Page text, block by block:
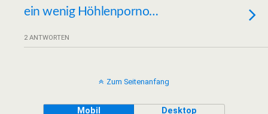
ein wenig Höhlenporno…
2 ANTWORTEN
Zum Seitenanfang
Mobil Desktop